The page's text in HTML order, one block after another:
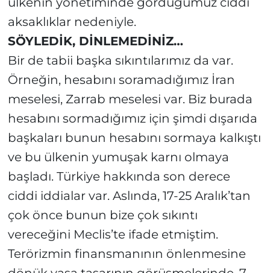
aksaklıklar nedeniyle.
SÖYLEDİK, DİNLEMEDİNİZ…
Bir de tabii başka sıkıntılarımız da var.
Örneğin, hesabını soramadığımız İran
meselesi, Zarrab meselesi var. Biz burada
hesabını sormadığımız için şimdi dışarıda
başkaları bunun hesabını sormaya kalkıştı
ve bu ülkenin yumuşak karnı olmaya
başladı. Türkiye hakkında son derece
ciddi iddialar var. Aslında, 17-25 Aralık’tan
çok önce bunun bize çok sıkıntı
vereceğini Meclis’te ifade etmiştim.
Terörizmin finansmanının önlenmesine